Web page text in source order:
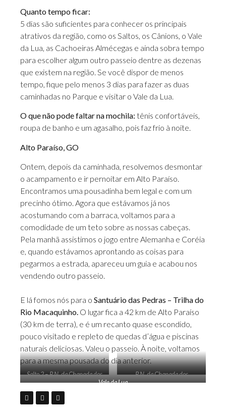
Quanto tempo ficar:
5 dias são suficientes para conhecer os principais
atrativos da região, como os Saltos, os Cânions, o Vale
da Lua, as Cachoeiras Almécegas e ainda sobra tempo
para escolher algum outro passeio dentre as dezenas
que existem na região. Se você dispor de menos
tempo, fique pelo menos 3 dias para fazer as duas
caminhadas no Parque e visitar o Vale da Lua.
O que não pode faltar na mochila: tênis confortáveis,
roupa de banho e um agasalho, pois faz frio à noite.
Alto Paraíso, GO
Ontem, depois da caminhada, resolvemos desmontar
o acampamento e ir pernoitar em Alto Paraíso.
Encontramos uma pousadinha bem legal e com um
precinho ótimo. Agora que estávamos já nos
acostumando com a barraca, voltamos para a
comodidade de um teto sobre as nossas cabeças.
Pela manhã assistimos o jogo entre Alemanha e Coréia
e, quando estávamos aprontando as coisas para
pegarmos a estrada, apareceu um guia e acabou nos
vendendo outro passeio.
E lá fomos nós para o Santuário das Pedras – Trilha do
Rio Macaquinho. O lugar fica a 42 km de Alto Paraíso
(30 km de terra), e é um recanto quase escondido,
pouco visitado e repleto de quedas d’água e piscinas
naturais deliciosas. Valeu o passeio. À noite, voltamos
para a mesma pousada do dia anterior.
Salto 2 – P.N. da Chapada dos
Veadeiros
P.N. da Chapada dos
Veadeiros
Vale da Lua